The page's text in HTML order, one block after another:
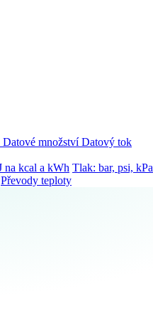
Datové množstvíDatový tok
na kcal a kWh Tlak: bar, psi, kPa
Převody teploty